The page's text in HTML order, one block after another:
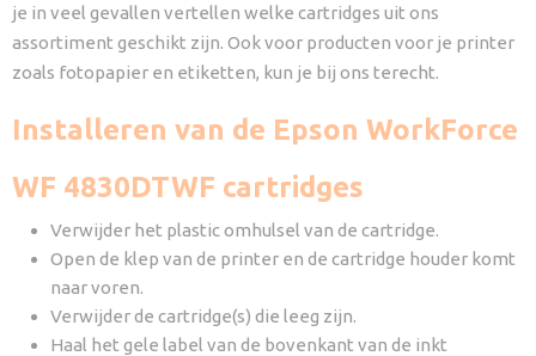
je in veel gevallen vertellen welke cartridges uit ons
assortiment geschikt zijn. Ook voor producten voor je printer
zoals fotopapier en etiketten, kun je bij ons terecht.
Installeren van de Epson WorkForce
WF 4830DTWF cartridges
Verwijder het plastic omhulsel van de cartridge.
Open de klep van de printer en de cartridge houder komt
naar voren.
Verwijder de cartridge(s) die leeg zijn.
Haal het gele label van de bovenkant van de inkt